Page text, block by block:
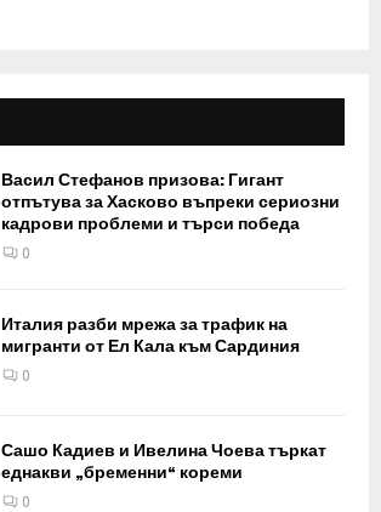
Васил Стефанов призова: Гигант
отпътува за Хасково въпреки сериозни
кадрови проблеми и търси победа
0
Италия разби мрежа за трафик на
мигранти от Ел Кала към Сардиния
0
Сашо Кадиев и Ивелина Чоева търкат
еднакви „бременни“ кореми
0